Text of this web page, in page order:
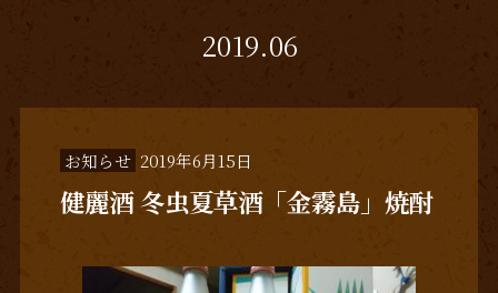
2019.06
お知らせ 2019年6月15日
健麗酒 冬虫夏草酒「金霧島」焼酎